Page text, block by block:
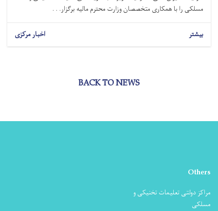
مسلکی را با همکاری متخصصان وزارت محترم مالیه برگزار. . .
بیشتر اخبار مرکزی
BACK TO NEWS
Others
مراکز دولتی تعلیمات تخنیکی و
مسلکی